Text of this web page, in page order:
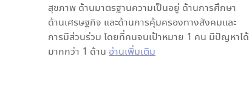
สุขภาพ ด้านมาตรฐานความเป็นอยู่ ด้านการศึกษา
ด้านเศรษฐกิจ และด้านการคุ้มครองทางสังคมและ
การมีส่วนร่วม โดยที่คนจนเป้าหมาย 1 คน มีปัญหาได้
มากกว่า 1 ด้าน อ่านเพิ่มเติม